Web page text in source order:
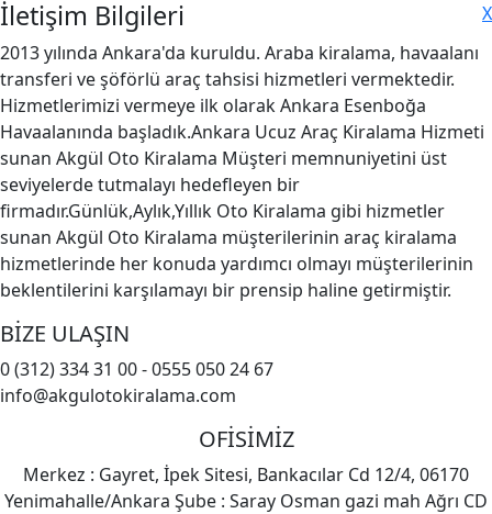
X
İletişim Bilgileri
2013 yılında Ankara'da kuruldu. Araba kiralama, havaalanı
transferi ve şöförlü araç tahsisi hizmetleri vermektedir.
Hizmetlerimizi vermeye ilk olarak Ankara Esenboğa
Havaalanında başladık.Ankara Ucuz Araç Kiralama Hizmeti
sunan Akgül Oto Kiralama Müşteri memnuniyetini üst
seviyelerde tutmalayı hedefleyen bir
firmadır.Günlük,Aylık,Yıllık Oto Kiralama gibi hizmetler
sunan Akgül Oto Kiralama müşterilerinin araç kiralama
hizmetlerinde her konuda yardımcı olmayı müşterilerinin
beklentilerini karşılamayı bir prensip haline getirmiştir.
BİZE ULAŞIN
0 (312) 334 31 00 - 0555 050 24 67
info@akgulotokiralama.com
OFİSİMİZ
Merkez : Gayret, İpek Sitesi, Bankacılar Cd 12/4, 06170
Yenimahalle/Ankara Şube : Saray Osman gazi mah Ağrı CD